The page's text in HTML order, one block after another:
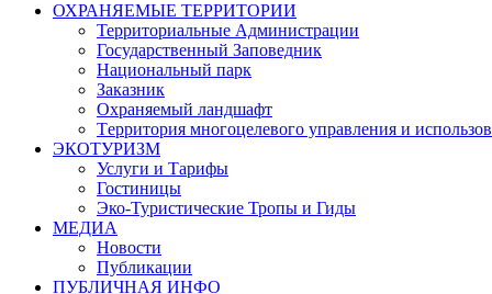
ОХРАНЯЕМЫЕ ТЕРРИТОРИИ
Территориальные Aдминистрации
Государственный Заповедник
Национальный парк
Заказник
Oхраняемый ландшафт
Tерритория многоцелевого управления и
ЭКОТУРИЗМ
Услуги и Tарифы
Гостиницы
Эко-Туристические Тропы и Гиды
МЕДИА
Новости
Публикации
ПУБЛИЧНАЯ ИНФО